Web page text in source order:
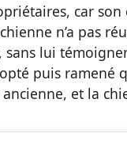
car
n’a pas
lui
puis
et la